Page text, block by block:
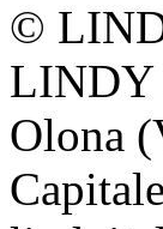
©
LINDY
Olona